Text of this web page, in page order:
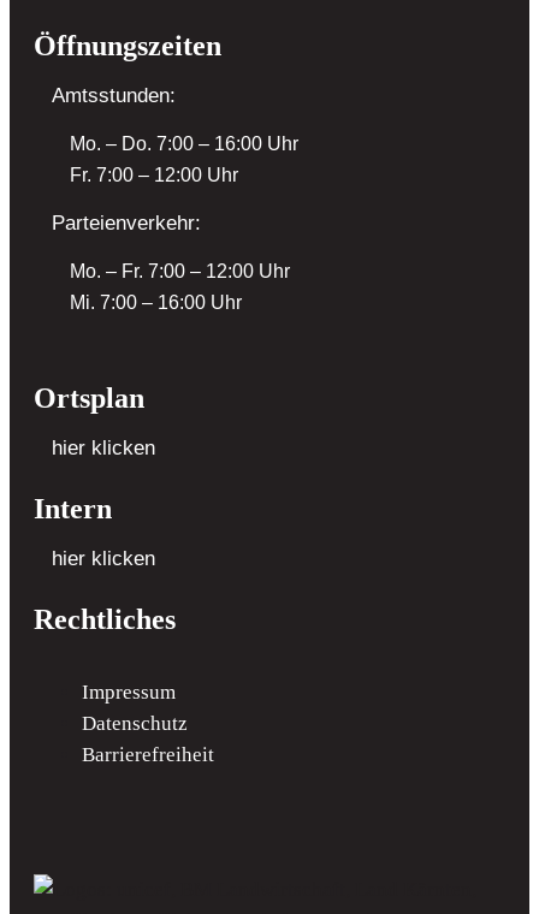
Öffnungszeiten
Amtsstunden:
Mo. – Do. 7:00 – 16:00 Uhr
Fr. 7:00 – 12:00 Uhr
Parteienverkehr:
Mo. – Fr. 7:00 – 12:00 Uhr
Mi. 7:00 – 16:00 Uhr
Ortsplan
hier klicken
Intern
hier klicken
Rechtliches
Impressum
Datenschutz
Barrierefreiheit